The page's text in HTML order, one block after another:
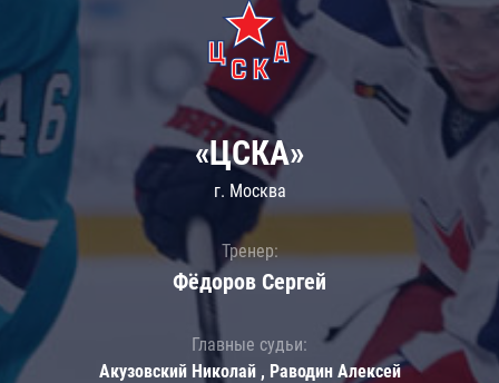
«ЦСКА»
г. Москва
Тренер:
Фёдоров Сергей
Главные судьи:
Акузовский Николай , Раводин Алексей